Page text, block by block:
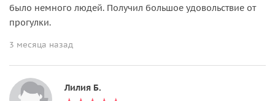
было немного людей. Получил большое удовольствие от
прогулки.
3 месяца назад
Лилия Б.